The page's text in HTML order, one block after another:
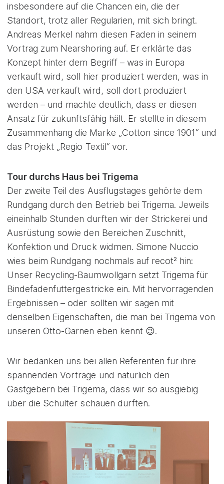
insbesondere auf die Chancen ein, die der
Standort, trotz aller Regularien, mit sich bringt.
Andreas Merkel nahm diesen Faden in seinem
Vortrag zum Nearshoring auf. Er erklärte das
Konzept hinter dem Begriff – was in Europa
verkauft wird, soll hier produziert werden, was in
den USA verkauft wird, soll dort produziert
werden – und machte deutlich, dass er diesen
Ansatz für zukunftsfähig hält. Er stellte in diesem
Zusammenhang die Marke „Cotton since 1901“ und
das Projekt „Regio Textil“ vor.
Tour durchs Haus bei Trigema
Der zweite Teil des Ausflugstages gehörte dem
Rundgang durch den Betrieb bei Trigema. Jeweils
eineinhalb Stunden durften wir der Strickerei und
Ausrüstung sowie den Bereichen Zuschnitt,
Konfektion und Druck widmen. Simone Nuccio
wies beim Rundgang nochmals auf recot² hin:
Unser Recycling-Baumwollgarn setzt Trigema für
Bindefadenfuttergestricke ein. Mit hervorragenden
Ergebnissen – oder sollten wir sagen mit
denselben Eigenschaften, die man bei Trigema von
unseren Otto-Garnen eben kennt 😉.
Wir bedanken uns bei allen Referenten für ihre
spannenden Vorträge und natürlich den
Gastgebern bei Trigema, dass wir so ausgiebig
über die Schulter schauen durften.